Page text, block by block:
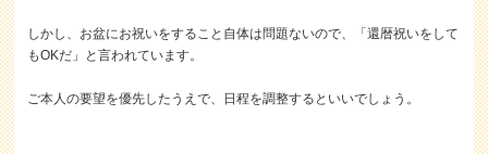
しかし、お盆にお祝いをすること自体は問題ないので、「還暦祝いをして
もOKだ」と言われています。
ご本人の要望を優先したうえで、日程を調整するといいでしょう。